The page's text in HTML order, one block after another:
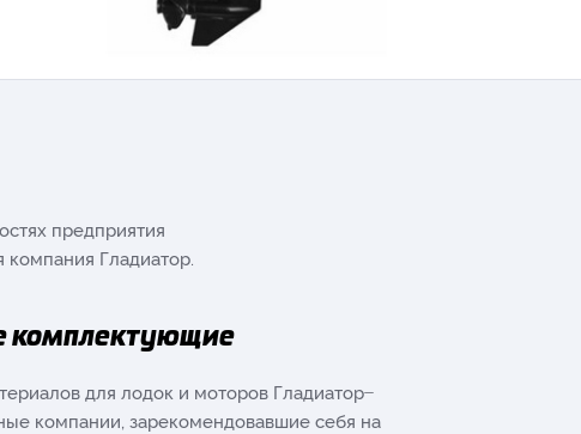
предприятия
Гладиатор.
комплектующие
для лодок и моторов Гладиатор
компании, зарекомендовавшие себя на